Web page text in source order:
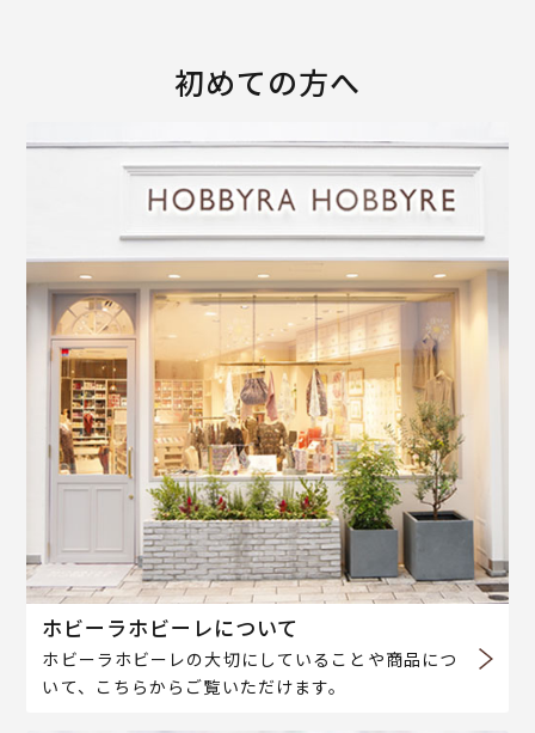
初めての方へ
ホビーラホビーレについて
ホビーラホビーレの大切にしていることや商品につ
いて、こちらからご覧いただけます。